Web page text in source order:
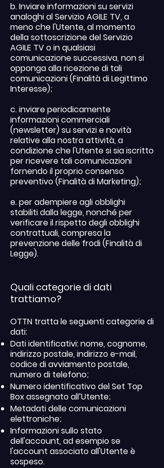
b. Inviare informazioni su servizi
analoghi al Servizio AGILE TV, a
meno che l'Utente, al momento
della sottoscrizione del Servizio
AGILE TV o in qualsiasi
comunicazione successiva, non si
opponga alla ricezione di tali
comunicazioni (Finalità di Legittimo
Interesse);
c. inviare periodicamente
informazioni commerciali
(newsletter) su servizi e novità
relative alla nostra attività, a
condizione che l'Utente si sia iscritto
per ricevere tali comunicazioni
fornendo il proprio consenso
preventivo (Finalità di Marketing);
e. per adempiere agli obblighi
stabiliti dalla legge, nonché per
verificare il rispetto degli obblighi
contrattuali, compresa la
prevenzione delle frodi (Finalità di
Legge).
Quali categorie di dati
trattiamo?
OTTN tratta le seguenti categorie di
dati:
Dati identificativi: nome, cognome,
indirizzo postale, indirizzo e-mail,
codice di avviamento postale,
numero di telefono;
Numero identificativo del Set Top
Box assegnato all’Utente;
Metadati delle comunicazioni
elettroniche;
Informazioni sullo stato
dell'account, ad esempio se
l'account associato all'Utente è
sospeso.